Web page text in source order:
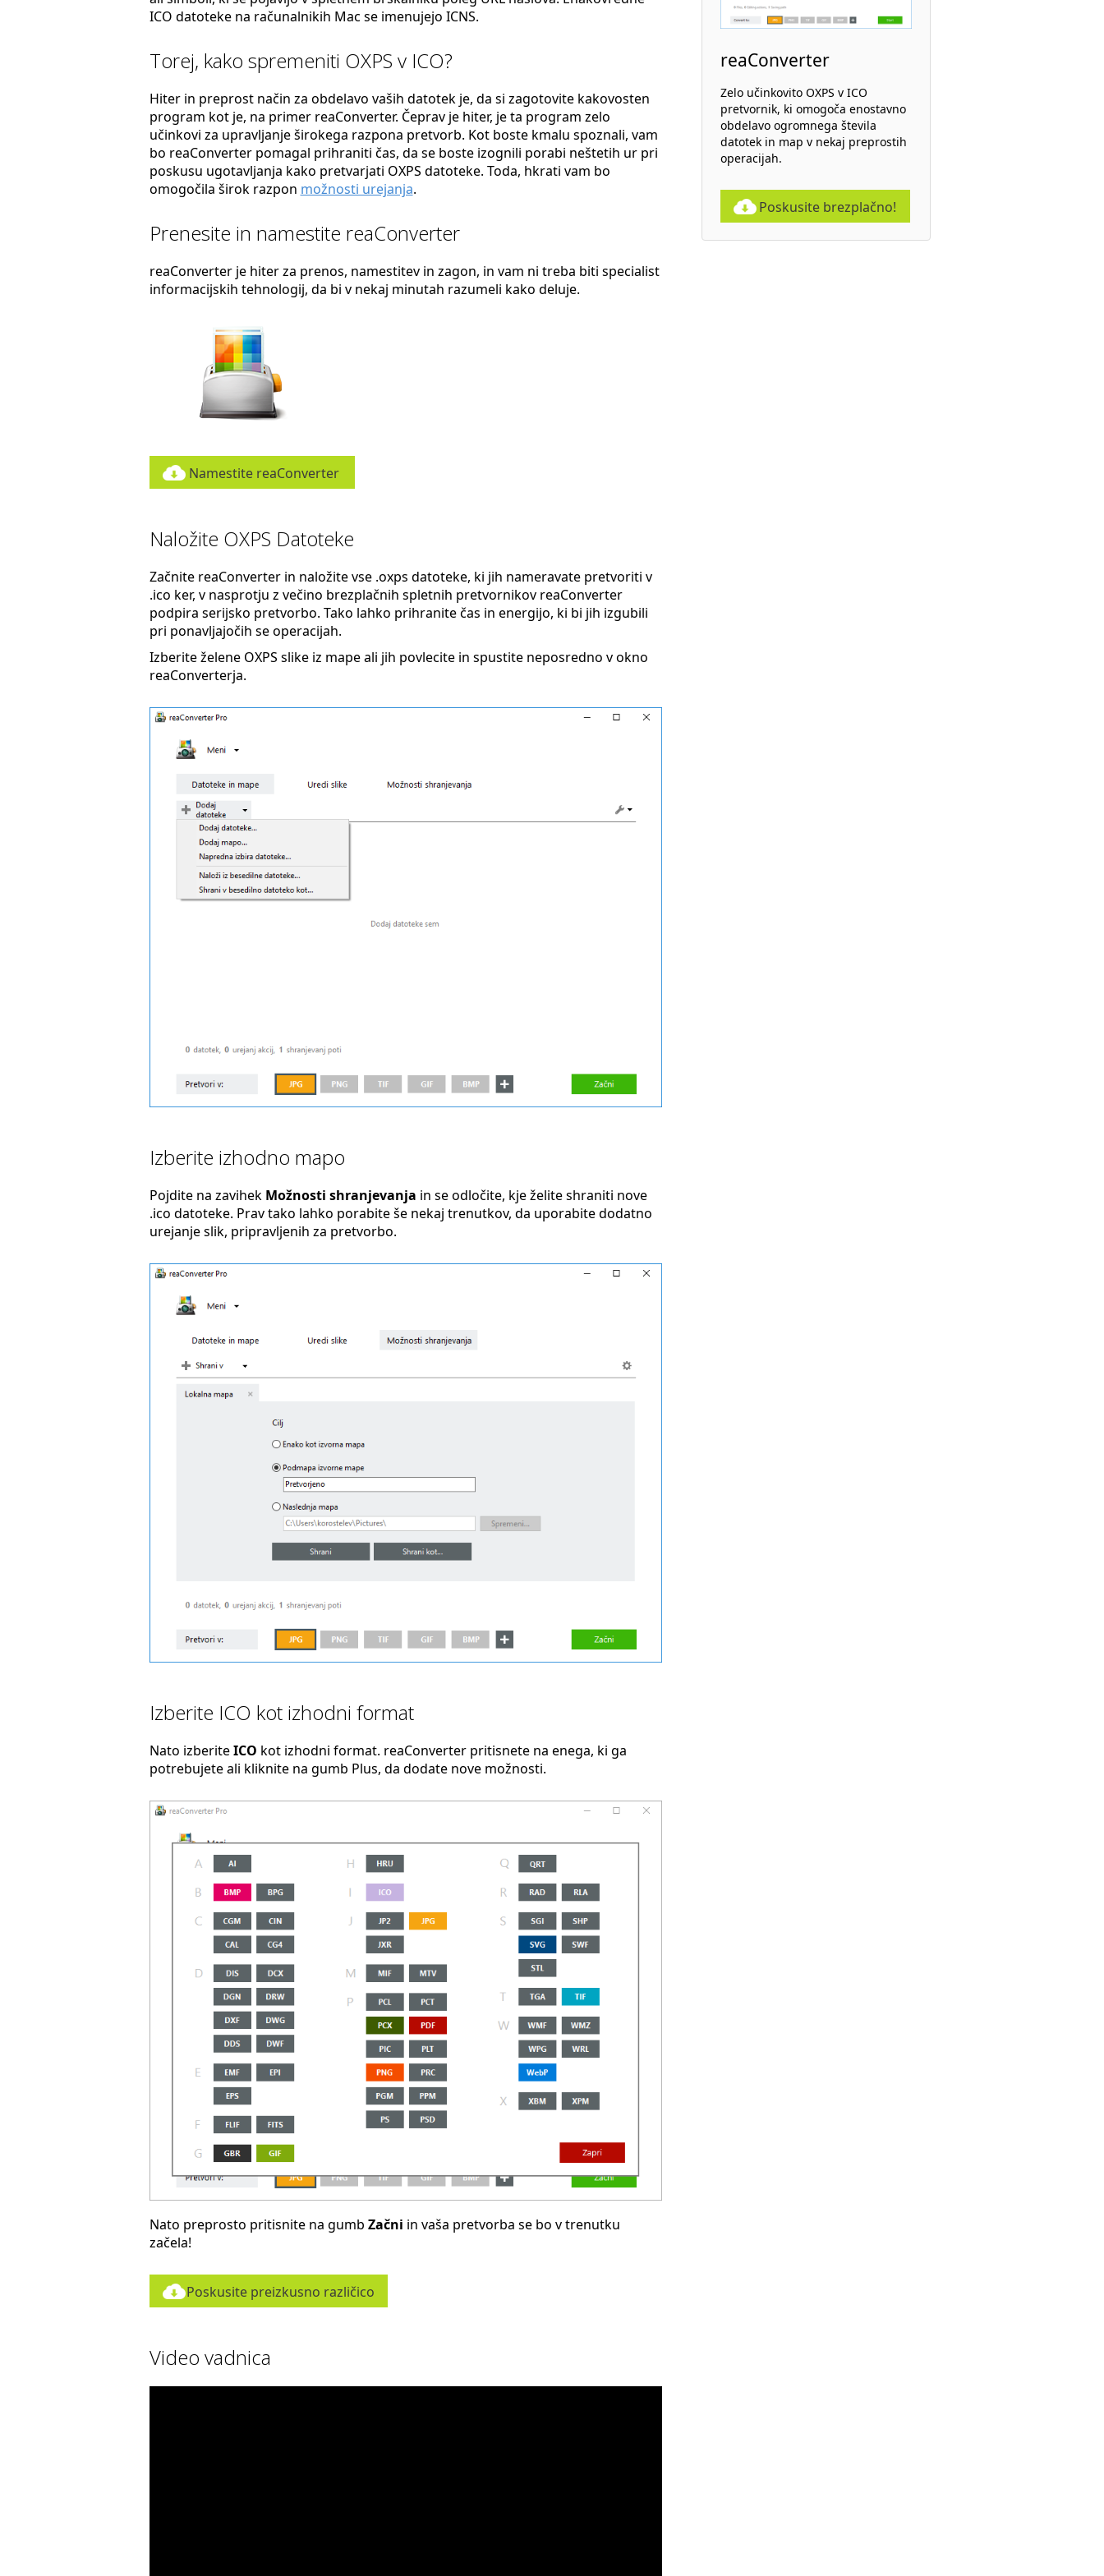
ICO datoteke na računalnikih Mac se imenujejo ICNS.
Torej, kako spremeniti OXPS v ICO?
Hiter in preprost način za obdelavo vaših datotek je, da si zagotovite kakovosten
program kot je, na primer reaConverter. Čeprav je hiter, je ta program zelo
učinkovi za upravljanje širokega razpona pretvorb. Kot boste kmalu spoznali, vam
bo reaConverter pomagal prihraniti čas, da se boste izognili porabi neštetih ur pri
poskusu ugotavljanja kako pretvarjati OXPS datoteke. Toda, hkrati vam bo
omogočila širok razpon možnosti urejanja.
Prenesite in namestite reaConverter
reaConverter je hiter za prenos, namestitev in zagon, in vam ni treba biti specialist
informacijskih tehnologij, da bi v nekaj minutah razumeli kako deluje.
Namestite reaConverter
Naložite OXPS Datoteke
Začnite reaConverter in naložite vse .oxps datoteke, ki jih nameravate pretvoriti v
.ico ker, v nasprotju z večino brezplačnih spletnih pretvornikov reaConverter
podpira serijsko pretvorbo. Tako lahko prihranite čas in energijo, ki bi jih izgubili
pri ponavljajočih se operacijah.
Izberite želene OXPS slike iz mape ali jih povlecite in spustite neposredno v okno
reaConverterja.
Izberite izhodno mapo
Pojdite na zavihek Možnosti shranjevanja in se odločite, kje želite shraniti nove
.ico datoteke. Prav tako lahko porabite še nekaj trenutkov, da uporabite dodatno
urejanje slik, pripravljenih za pretvorbo.
Izberite ICO kot izhodni format
Nato izberiteICO kot izhodni format. reaConverter pritisnete na enega, ki ga
potrebujete ali kliknite na gumb Plus, da dodate nove možnosti.
Nato preprosto pritisnite na gumb Začni in vaša pretvorba se bo v trenutku
začela!
Poskusite preizkusno različico
Video vadnica
reaConverter
Zelo učinkovito OXPS v ICO
pretvornik, ki omogoča enostavno
obdelavo ogromnega števila
datotek in map v nekaj preprostih
operacijah.
Poskusite brezplačno!